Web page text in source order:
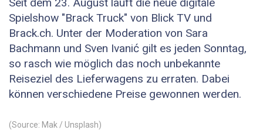
Spielshow "Brack Truck" von Blick TV und
Brack.ch. Unter der Moderation von Sara
Bachmann und Sven Ivanić gilt es jeden Sonntag,
so rasch wie möglich das noch unbekannte
Reiseziel des Lieferwagens zu erraten. Dabei
können verschiedene Preise gewonnen werden.
(Source: Mak / Unsplash)